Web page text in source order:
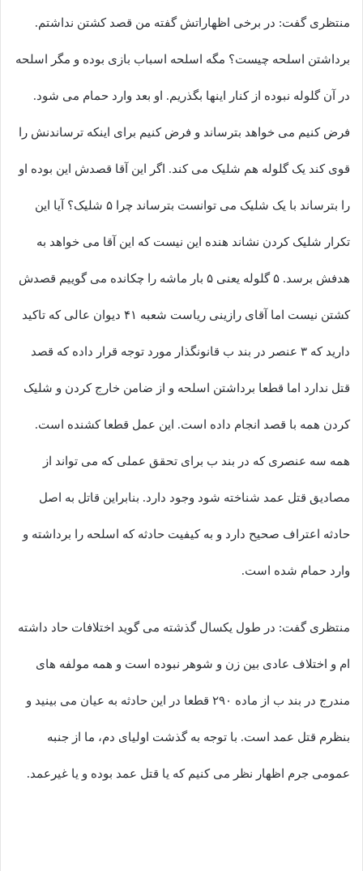
منتظری گفت: در برخی اظهاراتش گفته من قصد کشتن نداشتم.
برداشتن اسلحه چیست؟ مگه اسلحه اسباب بازی بوده و مگر اسلحه
در آن گلوله نبوده از کنار اینها بگذریم. او بعد وارد حمام می شود.
فرض کنیم می خواهد بترساند و فرض کنیم برای اینکه ترساندنش را
قوی کند یک گلوله هم شلیک می کند. اگر این آقا قصدش این بوده او
را بترساند با یک شلیک می توانست بترساند چرا ۵ شلیک؟ آیا این
تکرار شلیک کردن نشاند هنده این نیست که این آقا می خواهد به
هدفش برسد. ۵ گلوله یعنی ۵ بار ماشه را چکانده‌ می گوییم قصدش
کشتن نیست اما آقای رازینی ریاست شعبه ۴۱ دیوان عالی که تاکید
دارید که ۳ عنصر در بند ب قانونگذار مورد توجه قرار داده که قصد
قتل ندارد اما قطعا برداشتن اسلحه و از ضامن خارج کردن و شلیک
کردن همه با قصد انجام داده است. این عمل قطعا کشنده است.
همه سه عنصری که در بند ب برای تحقق عملی که می تواند از
مصادیق قتل عمد شناخته شود وجود دارد. بنابراین قاتل به اصل
حادثه اعتراف صحیح دارد و به کیفیت حادثه که اسلحه را برداشته و
وارد حمام شده است.
منتظری گفت: در طول یکسال گذشته می گوید اختلافات حاد داشته
ام و اختلاف عادی بین زن و شوهر نبوده است و همه مولفه های
مندرج در بند ب از ماده ۲۹۰ قطعا در این حادثه به عیان می بینید و
بنظرم قتل عمد است. با توجه به گذشت اولیای دم، ما از جنبه
عمومی جرم اظهار نظر می کنیم که یا قتل عمد بوده و یا غیرعمد.